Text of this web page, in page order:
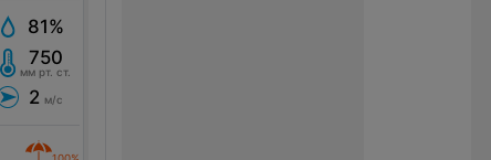
81%
750
мм рт. ст.
2 м/с